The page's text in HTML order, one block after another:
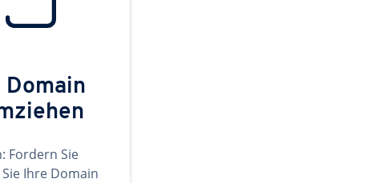
Domain
Fordern Sie
Ihre Domain